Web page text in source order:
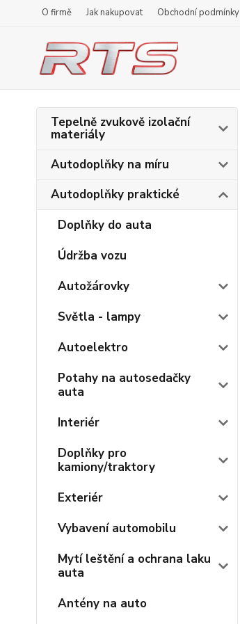
O firmě Jak nakupovat Obchodní podmínky
Tepelně zvukově izolační
materiály
Autodoplňky na míru
Autodoplňky praktické
Doplňky do auta
Údržba vozu
Autožárovky
Světla - lampy
Autoelektro
Potahy na autosedačky
auta
Interiér
Doplňky pro
kamiony/traktory
Exteriér
Vybavení automobilu
Mytí leštění a ochrana laku
auta
Antény na auto